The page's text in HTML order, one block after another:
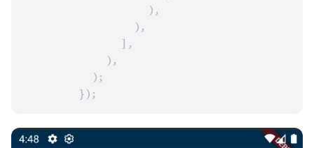
                  ),
                ),
              ],
            ),
          );
        });